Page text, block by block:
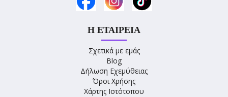
Η ΕΤΑΙΡΕΊΑ
Σχετικά με εμάς
Blog
Δήλωση Εχεμύθειας
Όροι Χρήσης
Χάρτης Ιστότοπου